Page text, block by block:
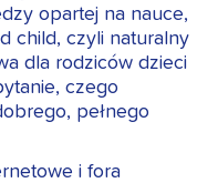
opartej na nauce,
child, czyli naturalny
dla rodziców dzieci
czego
pełnego
i fora